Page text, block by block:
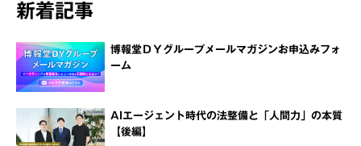
新着記事
博報堂ＤＹグループメールマガジンお申込みフォ
ーム
AIエージェント時代の法整備と「人間力」の本質
【後編】